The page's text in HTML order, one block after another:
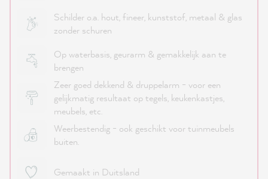
Schilder o.a. hout, fineer, kunststof, metaal & glas
zonder schuren
Op waterbasis, geurarm & gemakkelijk aan te
brengen
Zeer goed dekkend & druppelarm - voor een
gelijkmatig resultaat op tegels, keukenkastjes,
meubels, etc.
Weerbestendig - ook geschikt voor tuinmeubels
buiten.
Gemaakt in Duitsland